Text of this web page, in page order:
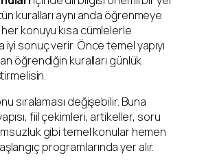
kuralları aynı anda öğrenmeye
konuyu kısa cümlelerle
iyi sonuç verir. Önce temel yapıyı
öğrendiğin kuralları günlük
sıralaması değişebilir. Buna
fiil çekimleri, artikeller, soru
gibi temel konular hemen
programlarında yer alır.